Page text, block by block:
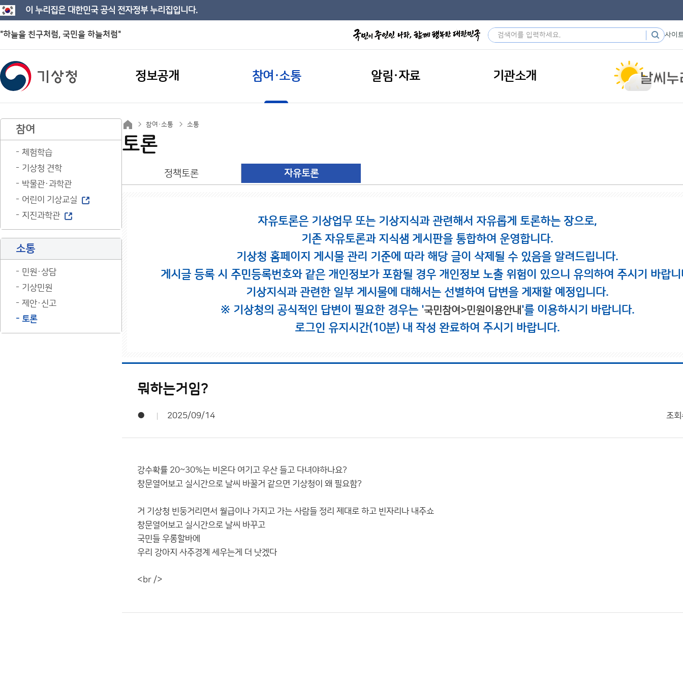
이 누리집은 대한민국 공식 전자정부 누리집입니다.
"하늘을 친구처럼, 국민을 하늘처럼" 사이
정보공개 참여·소통 알림·자료 기관소개
참여
체험학습
기상청 견학
박물관·과학관
어린이 기상교실
지진과학관
소통
민원·상담
기상민원
제안·신고
토론
참여·소통 소통
토론
정책토론 자유토론
자유토론은 기상업무 또는 기상지식과 관련해서 자유롭게 토론하는 장으로,
기존 자유토론과 지식샘 게시판을 통합하여 운영합니다.
기상청 홈페이지 게시물 관리 기준에 따라 해당 글이 삭제될 수 있음을 알려드립니다.
게시글 등록 시 주민등록번호와 같은 개인정보가 포함될 경우 개인정보 노출 위험이 있으니 유의하여 주시기 바랍니
기상지식과 관련한 일부 게시물에 대해서는 선별하여 답변을 게재할 예정입니다.
※ 기상청의 공식적인 답변이 필요한 경우는 '국민참여>민원이용안내'를 이용하시기 바랍니다.
로그인 유지시간(10분) 내 작성 완료하여 주시기 바랍니다.
뭐하는거임?
● 2025/09/14 조회
강수확률 20~30%는 비온다 여기고 우산 들고 다녀야하나요?
창문열어보고 실시간으로 날씨 바꿀거 같으면 기상청이 왜 필요함?
거 기상청 빈둥거리면서 월급이나 가지고 가는 사람들 정리 제대로 하고 빈자리나 내주쇼
창문열어보고 실시간으로 날씨 바꾸고
국민들 우롱할바에
우리 강아지 사주경계 세우는게 더 낫겠다
<br />